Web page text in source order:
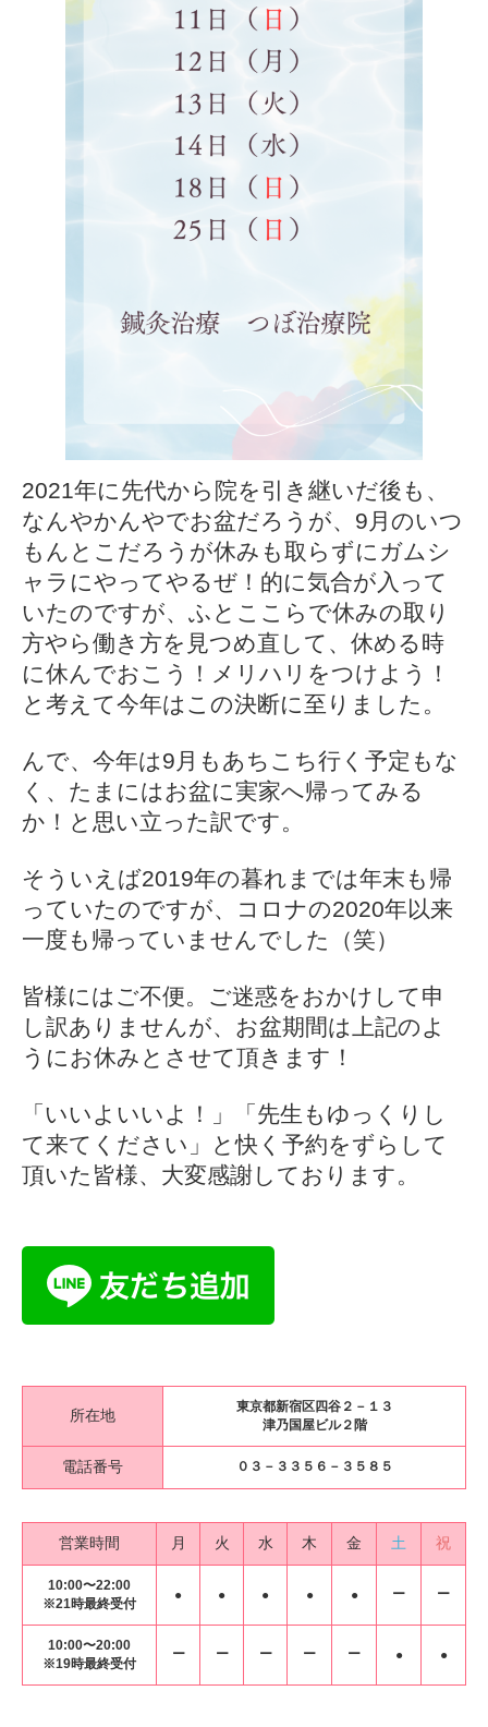
2021年に先代から院を引き継いだ後も、
なんやかんやでお盆だろうが、9月のいつ
もんとこだろうが休みも取らずにガムシ
ャラにやってやるぜ！的に気合が入って
いたのですが、ふとここらで休みの取り
方やら働き方を見つめ直して、休める時
に休んでおこう！メリハリをつけよう！
と考えて今年はこの決断に至りました。
んで、今年は9月もあちこち行く予定もな
く、たまにはお盆に実家へ帰ってみる
か！と思い立った訳です。
そういえば2019年の暮れまでは年末も帰
っていたのですが、コロナの2020年以来
一度も帰っていませんでした（笑）
皆様にはご不便。ご迷惑をおかけして申
し訳ありませんが、お盆期間は上記のよ
うにお休みとさせて頂きます！
「いいよいいよ！」「先生もゆっくりし
て来てください」と快く予約をずらして
頂いた皆様、大変感謝しております。
所在地
東京都新宿区四谷２－１３
津乃国屋ビル２階
電話番号 ０３－３３５６－３５８５
営業時間 月 火 水 木 金 土 祝
10:00〜22:00
※21時最終受付
● ● ● ● ● ー ー
10:00〜20:00
※19時最終受付
ー ー ー ー ー ● ●